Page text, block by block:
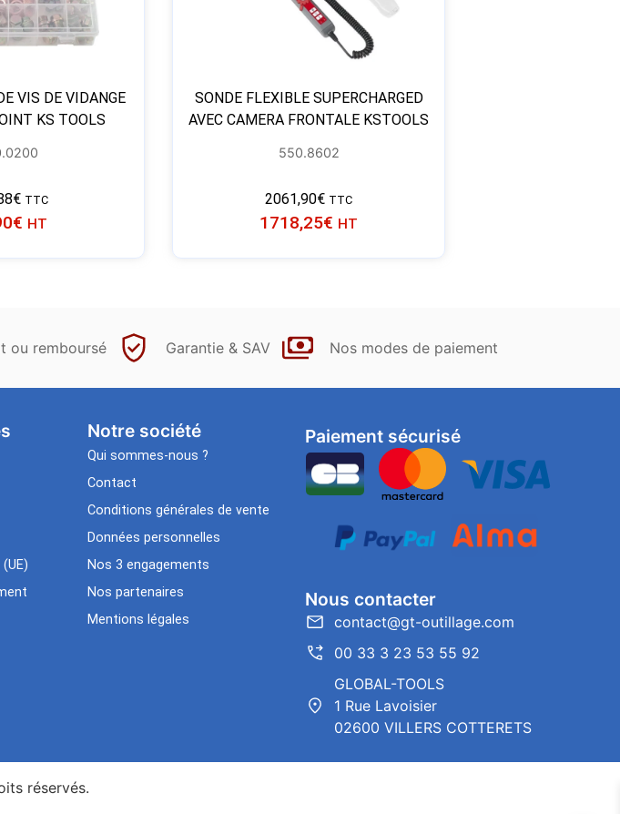
VIS DE VIDANGE
KS TOOLS
€ TTC
€ HT
SONDE FLEXIBLE SUPERCHARGED
AVEC CAMERA FRONTALE KSTOOLS
550.8602
2061,90€ TTC
1718,25€ HT
ou remboursé Garantie & SAV Nos modes de paiement
Notre société
Qui sommes-nous ?
Contact
Conditions générales de vente
Données personnelles
Nos 3 engagements
Nos partenaires
Mentions légales
Paiement sécurisé
Nous contacter
contact@gt-outillage.com
00 33 3 23 53 55 92
GLOBAL-TOOLS
1 Rue Lavoisier
02600 VILLERS COTTERETS
réservés.